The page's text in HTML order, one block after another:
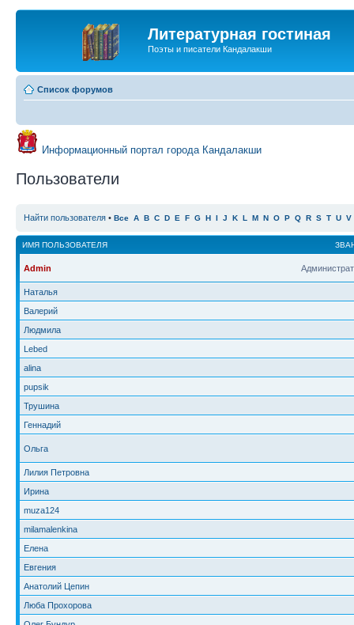
Литературная гостиная
Поэты и писатели Кандалакши
Список форумов
Информационный портал города Кандалакши
Пользователи
Найти пользователя • Все A B C D E F G H I J K L M N O P Q R S T U V
ИМЯ ПОЛЬЗОВАТЕЛЯ
Admin
Наталья
Валерий
Людмила
Lebed
alina
pupsik
Трушина
Геннадий
Ольга
Лилия Петровна
Ирина
muza124
milamalenkina
Елена
Евгения
Анатолий Цепин
Люба Прохорова